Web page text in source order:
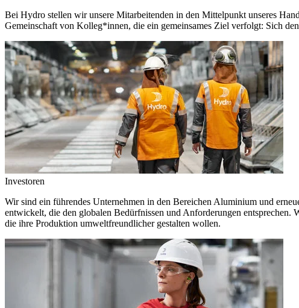
Bei Hydro stellen wir unsere Mitarbeitenden in den Mittelpunkt unseres
Gemeinschaft von Kolleg*innen, die ein gemeinsames Ziel verfolgt: Sich
Investoren
Wir sind ein führendes Unternehmen in den Bereichen Aluminium und
entwickelt, die den globalen Bedürfnissen und Anforderungen
die ihre Produktion umweltfreundlicher gestalten wollen.